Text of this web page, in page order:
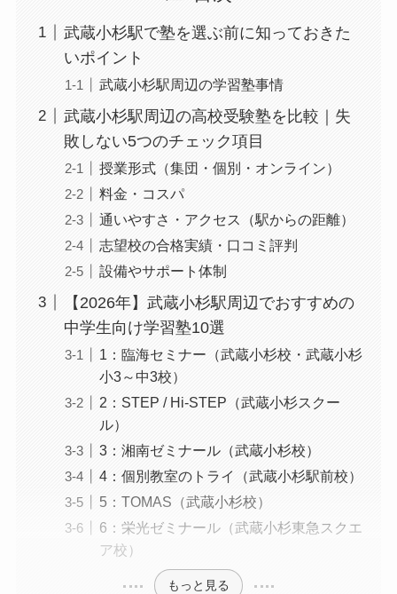
武蔵小杉駅で塾を選ぶ前に知っておきた
いポイント
武蔵小杉駅周辺の学習塾事情
武蔵小杉駅周辺の高校受験塾を比較｜失
敗しない5つのチェック項目
授業形式（集団・個別・オンライン）
料金・コスパ
通いやすさ・アクセス（駅からの距離）
志望校の合格実績・口コミ評判
設備やサポート体制
【2026年】武蔵小杉駅周辺でおすすめの
中学生向け学習塾10選
1：臨海セミナー（武蔵小杉校・武蔵小杉
小3～中3校）
2：STEP / Hi-STEP（武蔵小杉スクー
ル）
3：湘南ゼミナール（武蔵小杉校）
4：個別教室のトライ（武蔵小杉駅前校）
5：TOMAS（武蔵小杉校）
6：栄光ゼミナール（武蔵小杉東急スクエ
ア校）
もっと見る